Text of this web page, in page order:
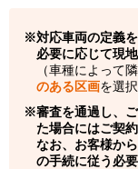
対応車両の定義
必要に応じて現
（車種によって
のある区画を選
審査を通過し、
た場合にはご契
なお、お客様か
の手続に従う必要